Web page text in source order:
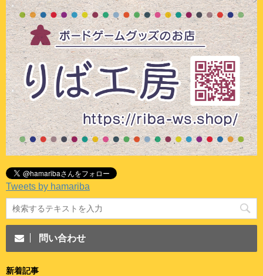
Tweets by hamariba
問い合わせ
新着記事